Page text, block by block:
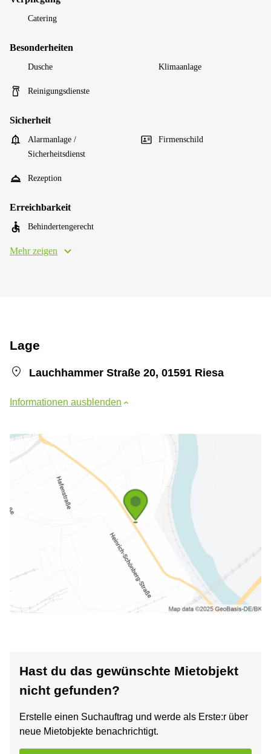
Catering
Besonderheiten
Dusche Klimaanlage
Reinigungsdienste
Sicherheit
Alarmanlage /
Sicherheitsdienst
Firmenschild
Rezeption
Erreichbarkeit
Behindertengerecht
Mehr zeigen
Lage
Lauchhammer Straße 20, 01591 Riesa
Informationen ausblenden
Hast du das gewünschte Mietobjekt
nicht gefunden?
Erstelle einen Suchauftrag und werde als Erste:r über
neue Mietobjekte benachrichtigt.